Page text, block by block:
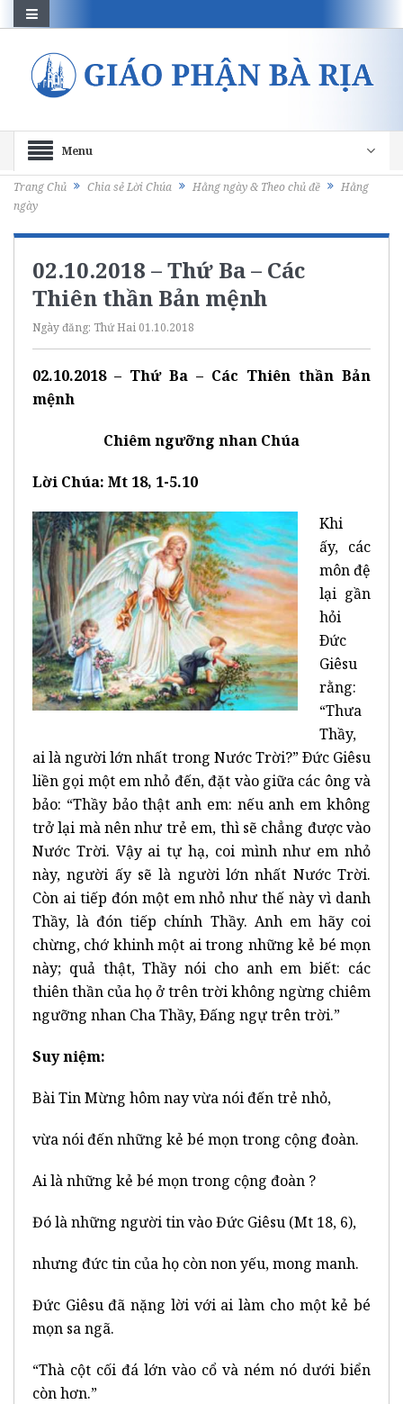
Menu
Trang Chủ Chia sẻ Lời Chúa Hằng ngày & Theo chủ đề
Hằng
ngày
02.10.2018 – Thứ Ba – Các
Thiên thần Bản mệnh
Ngày đăng: Thứ Hai 01.10.2018
02.10.2018 – Thứ Ba – Các Thiên thần Bản
mệnh
Chiêm ngưỡng nhan Chúa
Lời Chúa: Mt 18, 1-5.10
Khi
ấy, các
môn đệ
lại gần
hỏi
Ðức
Giêsu
rằng:
“Thưa
Thầy,
ai là người lớn nhất trong Nước Trời?” Ðức Giêsu
liền gọi một em nhỏ đến, đặt vào giữa các ông và
bảo: “Thầy bảo thật anh em: nếu anh em không
trở lại mà nên như trẻ em, thì sẽ chẳng được vào
Nước Trời. Vậy ai tự hạ, coi mình như em nhỏ
này, người ấy sẽ là người lớn nhất Nước Trời.
Còn ai tiếp đón một em nhỏ như thế này vì danh
Thầy, là đón tiếp chính Thầy. Anh em hãy coi
chừng, chớ khinh một ai trong những kẻ bé mọn
này; quả thật, Thầy nói cho anh em biết: các
thiên thần của họ ở trên trời không ngừng chiêm
ngưỡng nhan Cha Thầy, Ðấng ngự trên trời.”
Suy niệm:
Bài Tin Mừng hôm nay vừa nói đến trẻ nhỏ,
vừa nói đến những kẻ bé mọn trong cộng đoàn.
Ai là những kẻ bé mọn trong cộng đoàn ?
Đó là những người tin vào Đức Giêsu (Mt 18, 6),
nhưng đức tin của họ còn non yếu, mong manh.
Đức Giêsu đã nặng lời với ai làm cho một kẻ bé
mọn sa ngã.
“Thà cột cối đá lớn vào cổ và ném nó dưới biển
còn hơn.”